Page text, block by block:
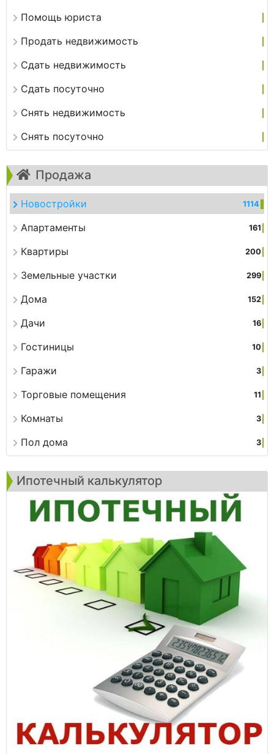
Помощь юриста
Продать недвижимость
Сдать недвижимость
Сдать посуточно
Снять недвижимость
Снять посуточно
Продажа
Новостройки 1114
Апартаменты 161
Квартиры 200
Земельные участки 299
Дома 152
Дачи 16
Гостиницы 10
Гаражи 3
Торговые помещения 11
Комнаты 3
Пол дома 3
Ипотечный калькулятор